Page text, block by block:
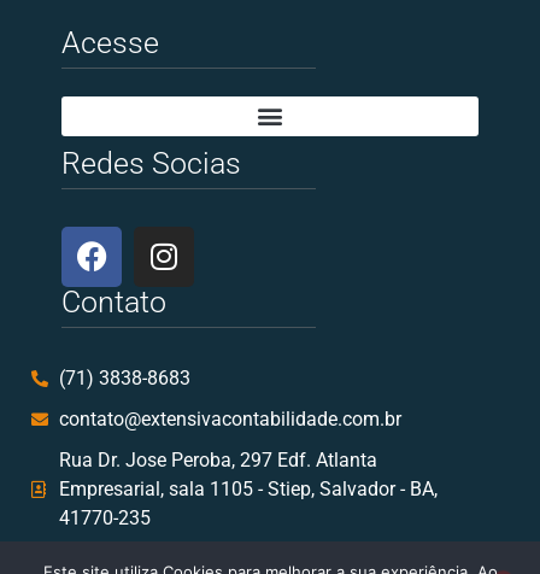
Acesse
Redes Socias
Contato
(71) 3838-8683
contato@extensivacontabilidade.com.br
Rua Dr. Jose Peroba, 297 Edf. Atlanta
Empresarial, sala 1105 - Stiep, Salvador - BA,
41770-235